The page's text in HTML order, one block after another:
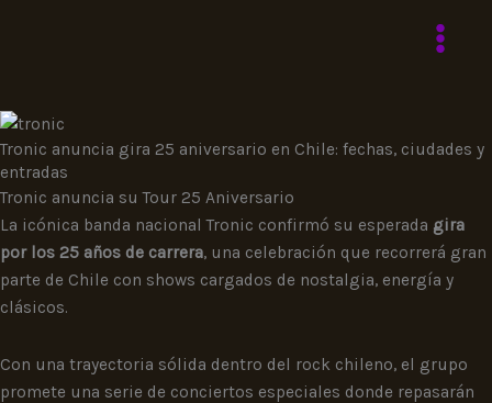
Tronic anuncia gira 25 aniversario en Chile: fechas, ciudades y
entradas
Tronic anuncia su Tour 25 Aniversario
La icónica banda nacional Tronic confirmó su esperada gira
por los 25 años de carrera, una celebración que recorrerá gran
parte de Chile con shows cargados de nostalgia, energía y
clásicos.
Con una trayectoria sólida dentro del rock chileno, el grupo
promete una serie de conciertos especiales donde repasarán